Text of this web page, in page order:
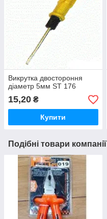
Викрутка двостороння
діаметр 5мм ST 176
15,20 ₴
Купити
Подібні товари компанії